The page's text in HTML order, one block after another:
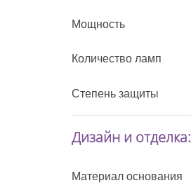
Мощность
Количество ламп
Степень защиты
Дизайн и отделка:
Материал основания